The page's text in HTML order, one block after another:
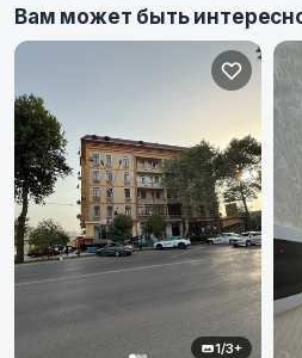
Вам может быть
1/3+